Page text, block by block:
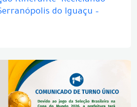
do Iguaçu –